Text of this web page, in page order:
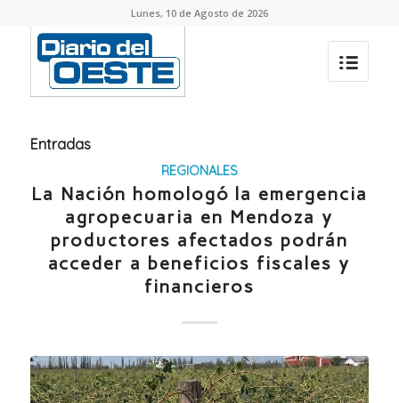
Lunes, 10 de Agosto de 2026
Entradas
REGIONALES
La Nación homologó la emergencia
agropecuaria en Mendoza y
productores afectados podrán
acceder a beneficios fiscales y
financieros